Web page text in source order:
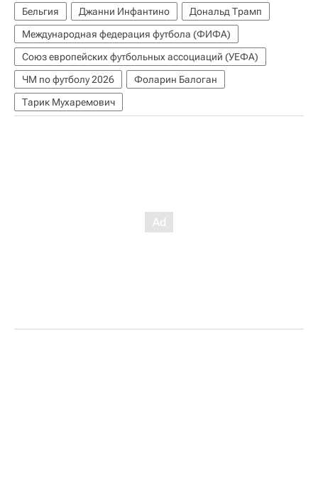
Бельгия
Джанни Инфантино
Дональд Трамп
Международная федерация футбола (ФИФА)
Союз европейских футбольных ассоциаций (УЕФА)
ЧМ по футболу 2026
Фоларин Балоган
Тарик Мухаремович